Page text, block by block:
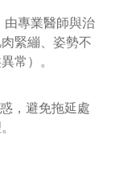
由專業醫師與治
緊繃、姿勢不
常）。
，避免拖延處